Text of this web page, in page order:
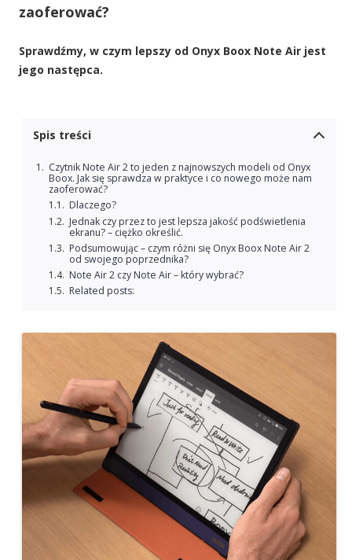
zaoferować?
Sprawdźmy, w czym lepszy od Onyx Boox Note Air jest
jego następca.
Spis treści
Czytnik Note Air 2 to jeden z najnowszych modeli od Onyx
Boox. Jak się sprawdza w praktyce i co nowego może nam
zaoferować?
Dlaczego?
Jednak czy przez to jest lepsza jakość podświetlenia
ekranu? – ciężko określić.
Podsumowując – czym różni się Onyx Boox Note Air 2
od swojego poprzednika?
Note Air 2 czy Note Air – który wybrać?
Related posts: